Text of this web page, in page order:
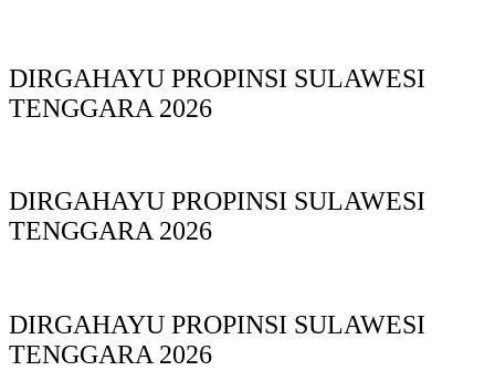
DIRGAHAYU PROPINSI SULAWESI
TENGGARA 2026
DIRGAHAYU PROPINSI SULAWESI
TENGGARA 2026
DIRGAHAYU PROPINSI SULAWESI
TENGGARA 2026